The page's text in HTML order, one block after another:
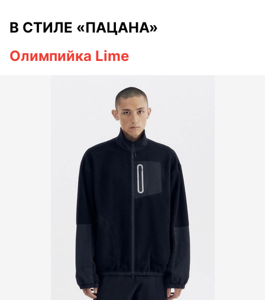
В СТИЛЕ «ПАЦАНА»
Олимпийка Lime